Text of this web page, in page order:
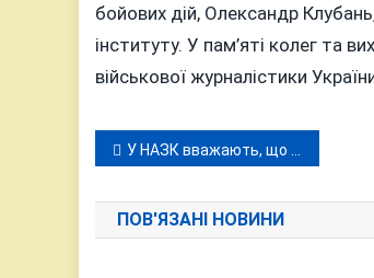
бойових дій, Олександр
інституту. У пам’яті колег та
військової журналістики
Навігація
записів
У НАЗК вважають, що перший номер «стратегів» Гройсмана з Бершаді повинен постати перед судом
ПОВ'ЯЗАНІ НОВИНИ